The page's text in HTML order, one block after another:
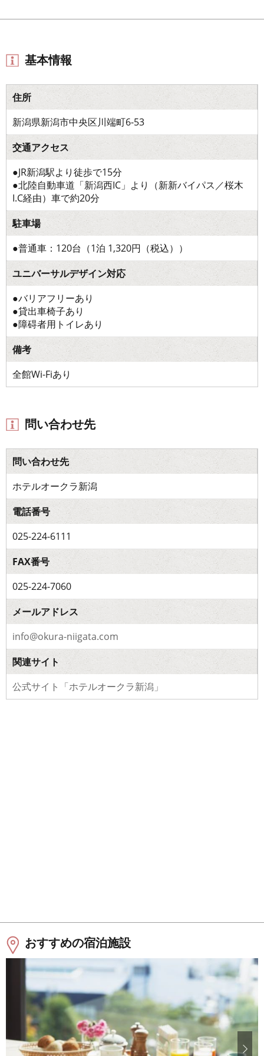
基本情報
住所
新潟県新潟市中央区川端町6-53
交通アクセス
●JR新潟駅より徒歩で15分
●北陸自動車道「新潟西IC」より（新新バイパス／桜木
I.C経由）車で約20分
駐車場
●普通車：120台（1泊 1,320円（税込））
ユニバーサルデザイン対応
●バリアフリーあり
●貸出車椅子あり
●障碍者用トイレあり
備考
全館Wi-Fiあり
問い合わせ先
問い合わせ先
ホテルオークラ新潟
電話番号
025-224-6111
FAX番号
025-224-7060
メールアドレス
info@okura-niigata.com
関連サイト
公式サイト「ホテルオークラ新潟」
おすすめの宿泊施設